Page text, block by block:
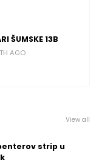
ŠUMSKE 13B
AGO
View all
strip u